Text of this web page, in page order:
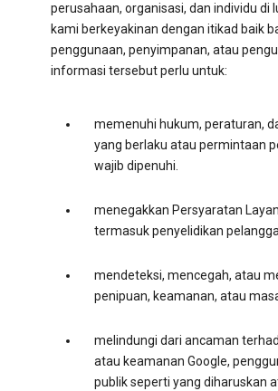
perusahaan, organisasi, dan individu di
kami berkeyakinan dengan itikad baik
penggunaan, penyimpanan, atau
informasi tersebut perlu untuk:
memenuhi hukum, peraturan,
yang berlaku atau permintaan
wajib dipenuhi.
menegakkan Persyaratan
termasuk penyelidikan
mendeteksi, mencegah, atau
penipuan, keamanan, atau
melindungi dari ancaman
atau keamanan Google,
publik seperti yang diharuskan